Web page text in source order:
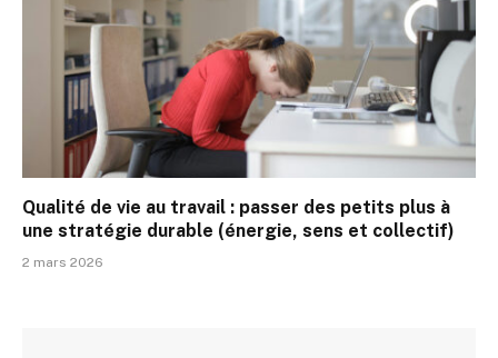
Qualité de vie au travail : passer des petits plus à
une stratégie durable (énergie, sens et collectif)
2 mars 2026